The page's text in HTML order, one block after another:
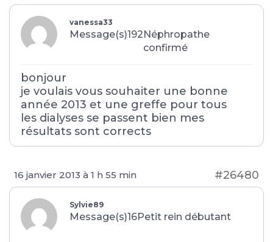
vanessa33
Message(s)192Néphropathe
confirmé
bonjour
je voulais vous souhaiter une bonne
année 2013 et une greffe pour tous
les dialyses se passent bien mes
résultats sont corrects
16 janvier 2013 à 1 h 55 min #26480
Sylvie89
Message(s)16Petit rein débutant